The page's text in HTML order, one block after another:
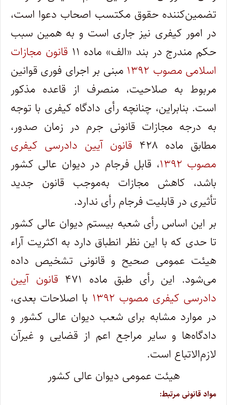
تضمین‌کننده حقوق مکتسب اصحاب دعوا است،
در امور کیفری نیز جاری است و به همین سبب
حکم مندرج در بند «الف» ماده ۱۱
قانون مجازات
اسلامی مصوب ۱۳۹۲
مبنی بر اجرای فوری قوانین
مربوط به صلاحیت، منصرف از قاعده مذکور
است. بنابراین، چنانچه رأی دادگاه کیفری با توجه
به درجه مجازات قانونی جرم در زمان صدور،
مطابق ماده ۴۲۸
قانون آیین دادرسی کیفری
مصوب ۱۳۹۲
، قابل فرجام‌ در دیوان عالی کشور
‌باشد، کاهش مجازات به‌موجب قانون جدید
تأثیری در قابلیت فرجام رأی ندارد.
بر این اساس رأی شعبه بیستم دیوان عالی کشور
تا حدی که با این نظر انطباق دارد به اکثریت آراء
هیئت عمومی صحیح و قانونی تشخیص داده
می‌شود. این رأی طبق ماده ۴۷۱
قانون آیین
دادرسی کیفری مصوب ۱۳۹۲
با اصلاحات بعدی،
در موارد مشابه برای شعب دیوان عالی کشور و
دادگاه‌ها و سایر مراجع اعم از قضایی و غیرآن
لازم‌الاتباع است.
هیئت‌ عمومی دیوان‌ عالی‌ کشور
مواد قانونی مرتبط: